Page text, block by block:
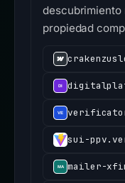
propiedad
sui-
mailer-